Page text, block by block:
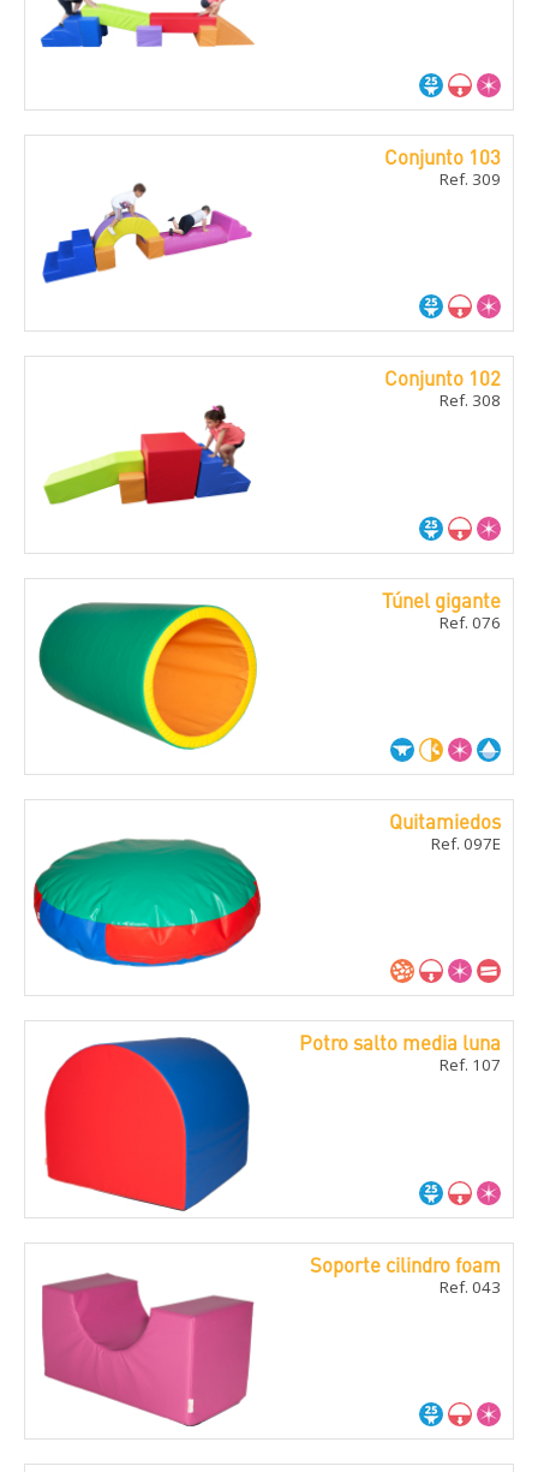
Conjunto 103
Ref. 309
Conjunto 102
Ref. 308
Túnel gigante
Ref. 076
Quitamiedos
Ref. 097E
Potro salto media luna
Ref. 107
Soporte cilindro foam
Ref. 043